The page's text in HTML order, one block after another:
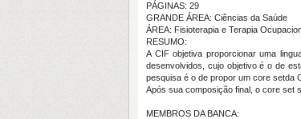
PÁGINAS: 29
GRANDE ÁREA: Ciências da Saúde
ÁREA: Fisioterapia e Terapia
RESUMO:
A CIF objetiva proporcionar uma
desenvolvidos, cujo objetivo é o de
pesquisa é o de propor um core setda
Após sua composição final, o core set
MEMBROS DA BANCA: